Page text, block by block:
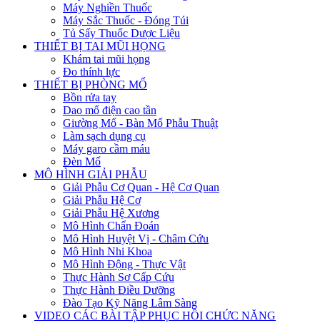
Máy Nghiền Thuốc
Máy Sắc Thuốc - Đóng Túi
Tủ Sấy Thuốc Dược Liệu
THIẾT BỊ TAI MŨI HỌNG
Khám tai mũi họng
Đo thính lực
THIẾT BỊ PHÒNG MỔ
Bồn rửa tay
Dao mổ điện cao tần
Giường Mổ - Bàn Mổ Phẫu Thuật
Làm sạch dụng cụ
Máy garo cầm máu
Đèn Mổ
MÔ HÌNH GIẢI PHẪU
Giải Phẫu Cơ Quan - Hệ Cơ Quan
Giải Phẫu Hệ Cơ
Giải Phẫu Hệ Xương
Mô Hình Chẩn Đoán
Mô Hình Huyệt Vị - Châm Cứu
Mô Hình Nhi Khoa
Mô Hình Động - Thực Vật
Thực Hành Sơ Cấp Cứu
Thực Hành Điều Dưỡng
Đào Tạo Kỹ Năng Lâm Sàng
VIDEO CÁC BÀI TẬP PHỤC HỒI CHỨC NĂNG